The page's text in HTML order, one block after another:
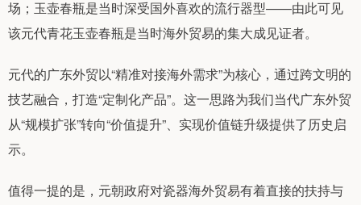
场；玉壶春瓶是当时深受国外喜欢的流行器型——由此可见
该元代青花玉壶春瓶是当时海外贸易的集大成见证者。
元代的广东外贸以“精准对接海外需求”为核心，通过跨文明的
技艺融合，打造“定制化产品”。这一思路为我们当代广东外贸
从“规模扩张”转向“价值提升”、实现价值链升级提供了历史启
示。
值得一提的是，元朝政府对瓷器海外贸易有着直接的扶持与